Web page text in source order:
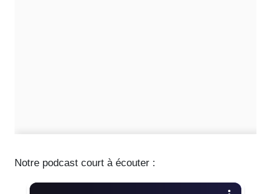
Notre podcast court à écouter :